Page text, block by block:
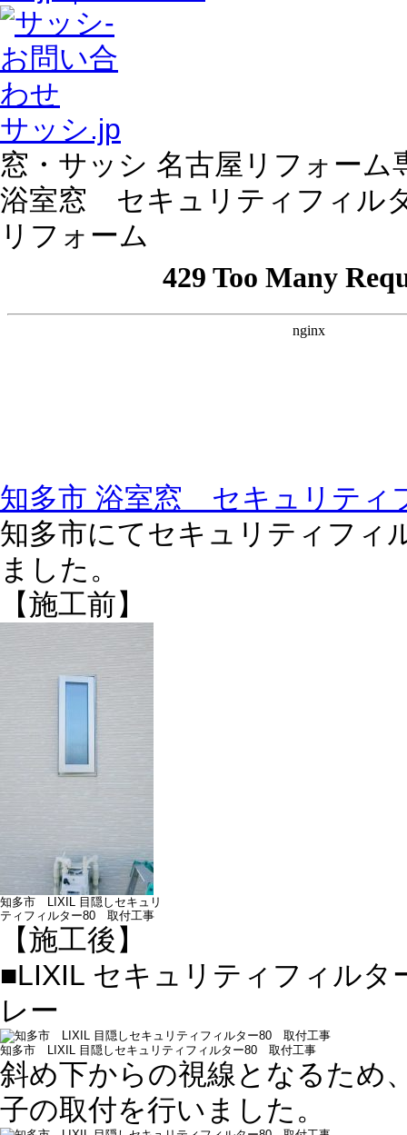
サッシ.jp
窓・サッシ 名古屋リフォーム
浴室窓 セキュリティフィル
リフォーム
知多市 浴室窓 セキュリティ
知多市にてセキュリティフィ
ました。
【施工前】
知多市 LIXIL 目隠しセキュリ
ティフィルター80 取付工事
【施工後】
■LIXIL セキュリティフィル
レー
知多市 LIXIL 目隠しセキュリティフィルター80 取付工事
斜め下からの視線となるため
子の取付を行いました。